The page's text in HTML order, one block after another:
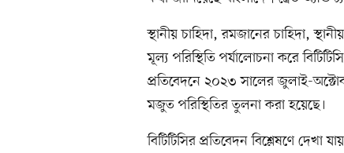
স্থানীয় চাহিদা, রমজানের চাহিদা,
মূল্য পরিস্থিতি পর্যালোচনা করে
প্রতিবেদনে ২০২৩ সালের জুলাই-
মজুত পরিস্থিতির তুলনা করা হয়েছে।
বিটিটিসির প্রতিবেদন বিশ্লেষণে